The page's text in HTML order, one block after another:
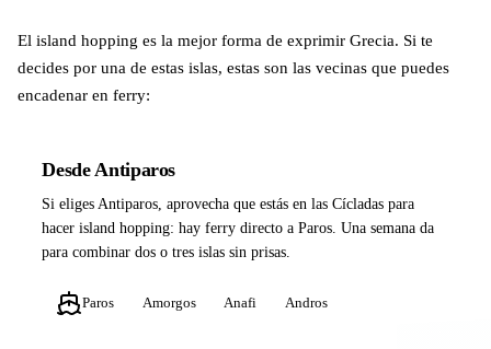
El island hopping es la mejor forma de exprimir Grecia. Si te
decides por una de estas islas, estas son las vecinas que puedes
encadenar en ferry:
Desde Antiparos
Si eliges Antiparos, aprovecha que estás en las Cícladas para
hacer island hopping: hay ferry directo a Paros. Una semana da
para combinar dos o tres islas sin prisas.
Paros Amorgos Anafi Andros